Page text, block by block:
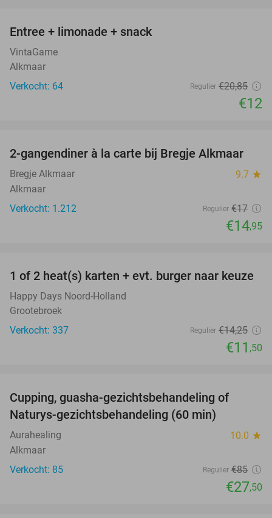
Entree + limonade + snack
VintaGame
Alkmaar
Verkocht: 64
Regulier €20,85
€12
12%
2-gangendiner à la carte bij Bregje Alkmaar
Bregje Alkmaar 9.7 star
Alkmaar
Verkocht: 1.212
Regulier €17
€14,95
19%
1 of 2 heat(s) karten + evt. burger naar keuze
Happy Days Noord-Holland
Grootebroek
Verkocht: 337
Regulier €14,25
€11 ,50
Cupping, guasha-gezichtsbehandeling of
Naturys-gezichtsbehandeling (60 min)
Aurahealing 10.0 star
Alkmaar
Verkocht: 85
Regulier €85
€27,50